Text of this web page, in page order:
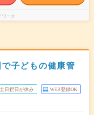
ワーク
子どもの健康管
土日祝日が休み WEB登録OK